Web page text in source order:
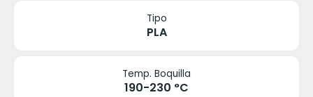
Tipo
PLA
Temp. Boquilla
190-230 °C